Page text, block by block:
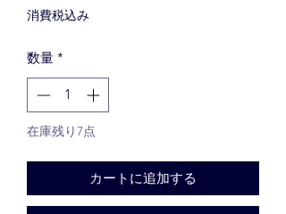
消費税込み
数量 *
在庫残り7点
カートに追加する